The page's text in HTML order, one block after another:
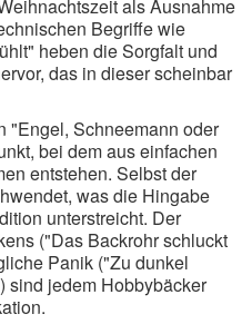
als Ausnahme
Begriffe wie
heben die Sorgfalt und
das in dieser scheinbar
"Engel, Schneemann oder
bei dem aus einfachen
entstehen. Selbst der
was die Hingabe
unterstreicht. Der
("Das Backrohr schluckt
Panik ("Zu dunkel
sind jedem Hobbybäcker